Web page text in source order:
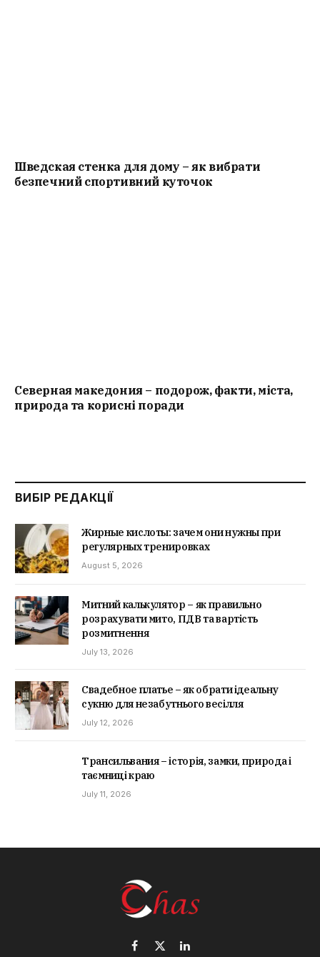
Шведская стенка для дому – як вибрати
безпечний спортивний куточок
Северная македония – подорож, факти, міста,
природа та корисні поради
ВИБІР РЕДАКЦІЇ
Жирные кислоты: зачем они нужны при
регулярных тренировках
August 5, 2026
Митний калькулятор – як правильно
розрахувати мито, ПДВ та вартість
розмитнення
July 13, 2026
Свадебное платье – як обрати ідеальну
сукню для незабутнього весілля
July 12, 2026
Трансильвания – історія, замки, природа і
таємниці краю
July 11, 2026
Facebook
X LinkedIn